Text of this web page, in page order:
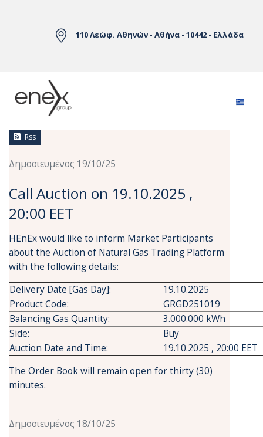
110 Λεώφ. Αθηνών - Αθήνα - 10442 - Ελλάδα
Ειδήσεις
Rss
Δημοσιευμένος 19/10/25
Call Auction on 19.10.2025 ,
20:00 EET
HEnEx would like to inform Market Participants
about the Auction of Natural Gas Trading Platform
with the following details:
Delivery Date [Gas Day]:
19.10.2025
Product Code:
GRGD251019
Balancing Gas Quantity:
3.000.000 kWh
Side:
Buy
Auction Date and Time:
19.10.2025 , 20:00 EET
The Order Book will remain open for thirty (30)
minutes.
Δημοσιευμένος 18/10/25